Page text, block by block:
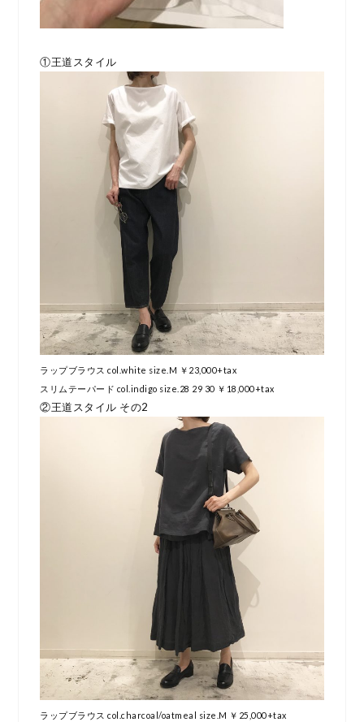
①王道スタイル
ラップブラウス col.white size.M ￥23,000+tax
スリムテーパード col.indigo size.28 29 30 ￥18,000+tax
②王道スタイル その2
ラップブラウス col.charcoal/oatmeal size.M ￥25,000+tax